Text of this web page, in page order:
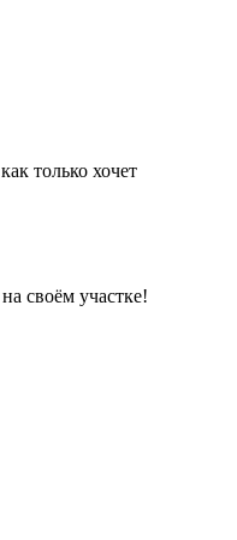
только хочет
своём участке!